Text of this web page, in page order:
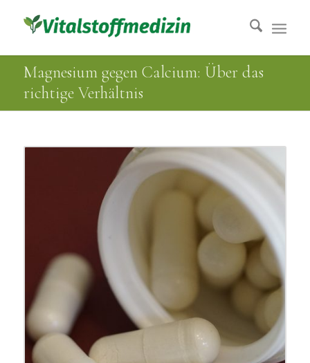
Magnesium gegen Calcium: Über das
richtige Verhältnis